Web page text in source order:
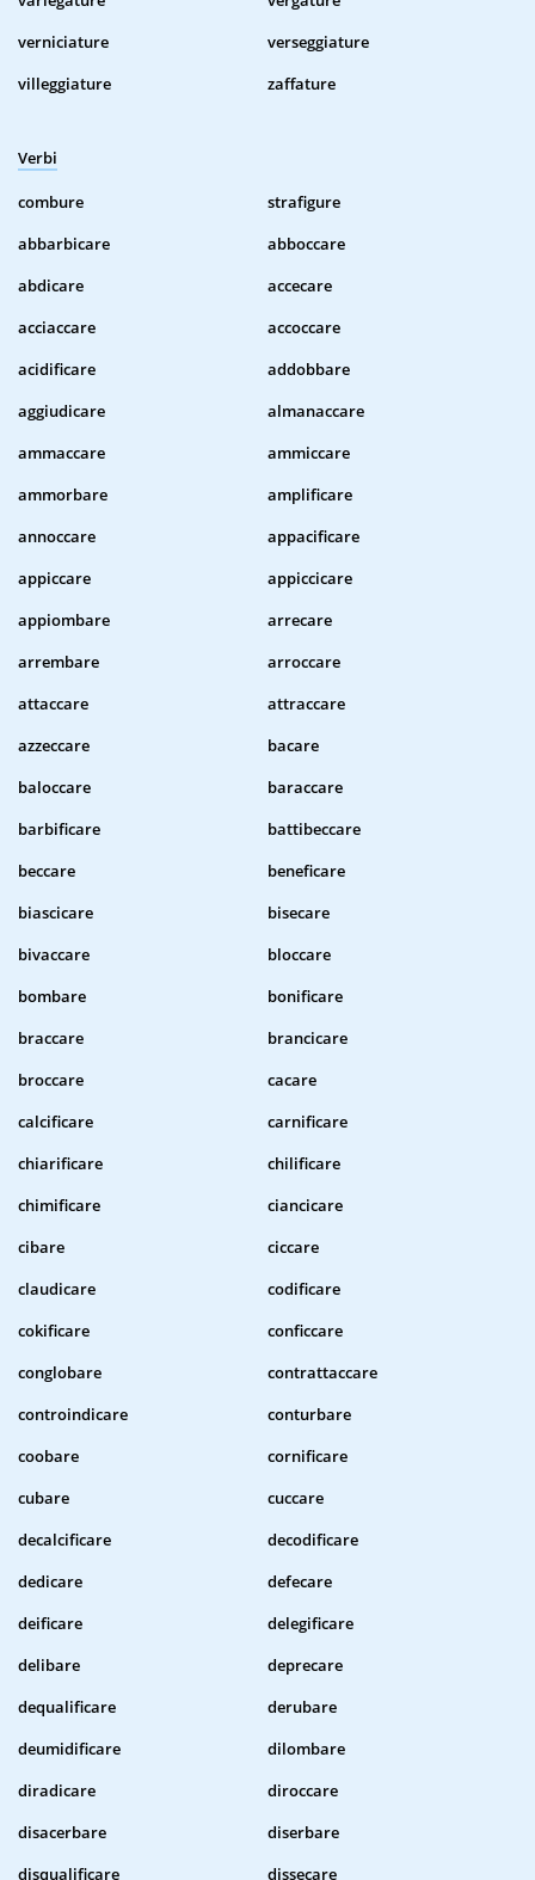
verniciature
verseggiature
villeggiature
zaffature
Verbi
combure
strafigure
abbarbicare
abboccare
abdicare
accecare
acciaccare
accoccare
acidificare
addobbare
aggiudicare
almanaccare
ammaccare
ammiccare
ammorbare
amplificare
annoccare
appacificare
appiccare
appiccicare
appiombare
arrecare
arrembare
arroccare
attaccare
attraccare
azzeccare
bacare
baloccare
baraccare
barbificare
battibeccare
beccare
beneficare
biascicare
bisecare
bivaccare
bloccare
bombare
bonificare
braccare
brancicare
broccare
cacare
calcificare
carnificare
chiarificare
chilificare
chimificare
ciancicare
cibare
ciccare
claudicare
codificare
cokificare
conficcare
conglobare
contrattaccare
controindicare
conturbare
coobare
cornificare
cubare
cuccare
decalcificare
decodificare
dedicare
defecare
deificare
delegificare
delibare
deprecare
dequalificare
derubare
deumidificare
dilombare
diradicare
diroccare
disacerbare
diserbare
disqualificare
dissecare